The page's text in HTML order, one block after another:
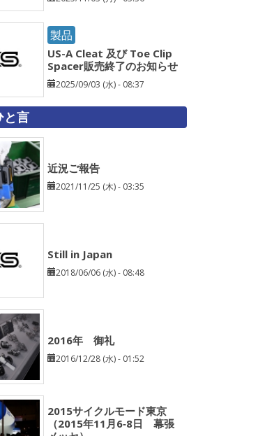
製品
US-A Cleat 及び Toe Clip
Spacer販売終了のお知らせ
2025/09/03 (水) - 08:37
と言
近況ご報告
2021/11/25 (木) - 03:35
Still in Japan
2018/06/06 (水) - 08:48
2016年 御礼
2016/12/28 (水) - 01:52
2015サイクルモード東京
（2015年11月6‐8日 幕張